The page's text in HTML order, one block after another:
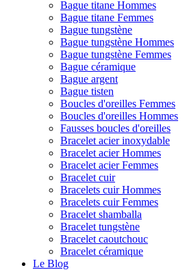
Bague titane Hommes
Bague titane Femmes
Bague tungstène
Bague tungstène Hommes
Bague tungstène Femmes
Bague céramique
Bague argent
Bague tisten
Boucles d'oreilles Femmes
Boucles d'oreilles Hommes
Fausses boucles d'oreilles
Bracelet acier inoxydable
Bracelet acier Hommes
Bracelet acier Femmes
Bracelet cuir
Bracelets cuir Hommes
Bracelets cuir Femmes
Bracelet shamballa
Bracelet tungstène
Bracelet caoutchouc
Bracelet céramique
Le Blog